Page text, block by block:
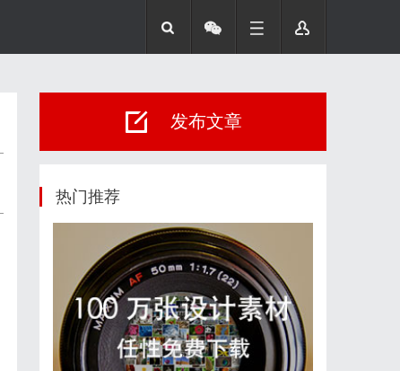
发布文章
热门推荐